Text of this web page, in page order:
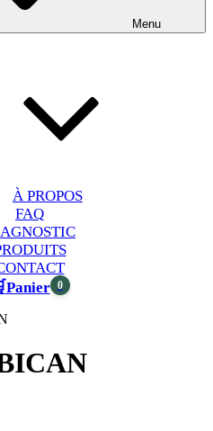
Menu
À PROPOS
FAQ
Panier 0